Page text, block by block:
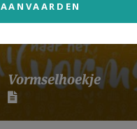
Vormselhoekje
AANVAARDEN